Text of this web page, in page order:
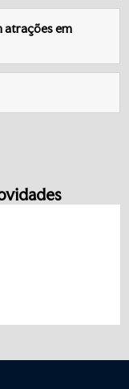
atrações em